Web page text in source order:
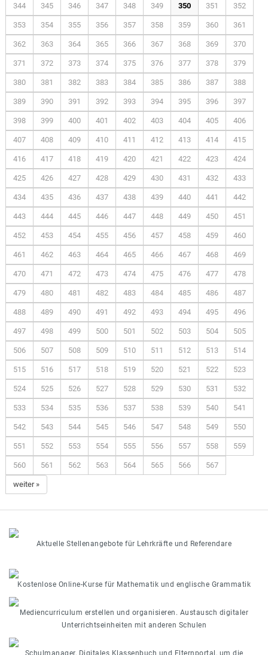
344 345 346 347 348 349 350 351 352
353 354 355 356 357 358 359 360 361
362 363 364 365 366 367 368 369 370
371 372 373 374 375 376 377 378 379
380 381 382 383 384 385 386 387 388
389 390 391 392 393 394 395 396 397
398 399 400 401 402 403 404 405 406
407 408 409 410 411 412 413 414 415
416 417 418 419 420 421 422 423 424
425 426 427 428 429 430 431 432 433
434 435 436 437 438 439 440 441 442
443 444 445 446 447 448 449 450 451
452 453 454 455 456 457 458 459 460
461 462 463 464 465 466 467 468 469
470 471 472 473 474 475 476 477 478
479 480 481 482 483 484 485 486 487
488 489 490 491 492 493 494 495 496
497 498 499 500 501 502 503 504 505
506 507 508 509 510 511 512 513 514
515 516 517 518 519 520 521 522 523
524 525 526 527 528 529 530 531 532
533 534 535 536 537 538 539 540 541
542 543 544 545 546 547 548 549 550
551 552 553 554 555 556 557 558 559
560 561 562 563 564 565 566 567
weiter »
Aktuelle Stellenangebote für Lehrkräfte und Referendare
Kostenlose Online-Kurse für Mathematik und englische Grammatik
Mediencurriculum erstellen und organisieren. Austausch digitaler
Unterrichtseinheiten mit anderen Schulen
Schulmanager, Digitales Klassenbuch und Elternportal, um die